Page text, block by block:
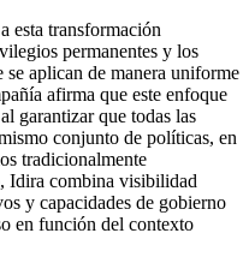
esta transformación
permanentes y los
aplican de manera uniforme
afirma que este enfoque
garantizar que todas las
conjunto de políticas, en
tradicionalmente
Idira combina visibilidad
y capacidades de gobierno
en función del contexto